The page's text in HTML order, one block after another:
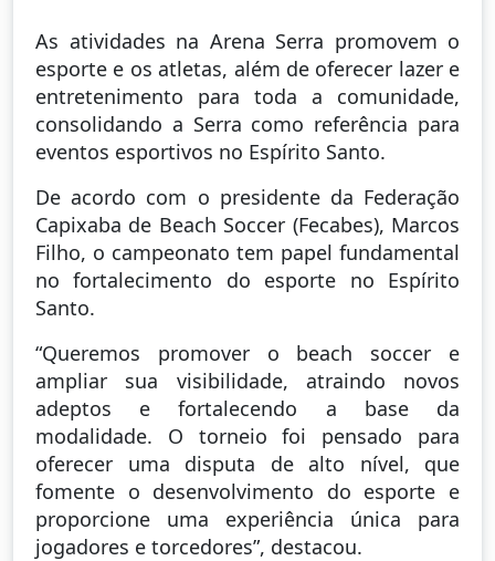
As atividades na Arena Serra promovem o
esporte e os atletas, além de oferecer lazer e
entretenimento para toda a comunidade,
consolidando a Serra como referência para
eventos esportivos no Espírito Santo.
De acordo com o presidente da Federação
Capixaba de Beach Soccer (Fecabes), Marcos
Filho, o campeonato tem papel fundamental
no fortalecimento do esporte no Espírito
Santo.
“Queremos promover o beach soccer e
ampliar sua visibilidade, atraindo novos
adeptos e fortalecendo a base da
modalidade. O torneio foi pensado para
oferecer uma disputa de alto nível, que
fomente o desenvolvimento do esporte e
proporcione uma experiência única para
jogadores e torcedores”, destacou.